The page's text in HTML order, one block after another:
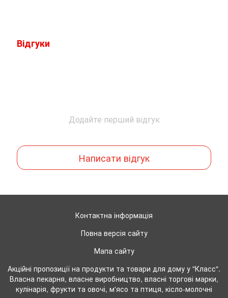
Відгуки
Додайте перший відгук
Написати відгук
Контактна інформація
Повна версія сайту
Мапа сайту
Акційні пропозиції на продукти та товари для дому у "Класс".
Власна пекарня, власне виробництво, власні торгові марки,
кулінарія, фрукти та овочі, м'ясо та птиця, кісло-молочні